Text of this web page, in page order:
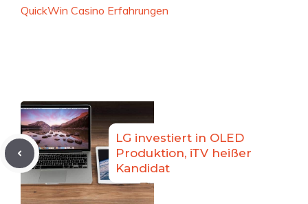
QuickWin Casino Erfahrungen
LG investiert in OLED
Produktion, iTV heißer
Kandidat